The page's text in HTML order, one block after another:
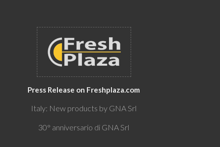
Press Release on Freshplaza.com
Italy: New products by GNA Srl
30° anniversario di GNA Srl